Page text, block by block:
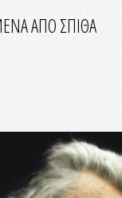
ΑΠΟ ΣΠΙΘΑ